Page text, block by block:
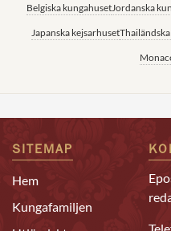
Belgiska kungahusetJordanska
Japanska kejsarhuset
SITEMAP
Hem
Kungafamiljen